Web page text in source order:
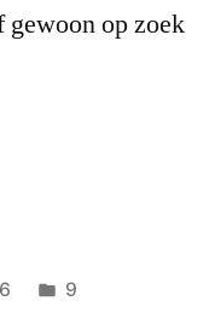
gewoon op zoek
9